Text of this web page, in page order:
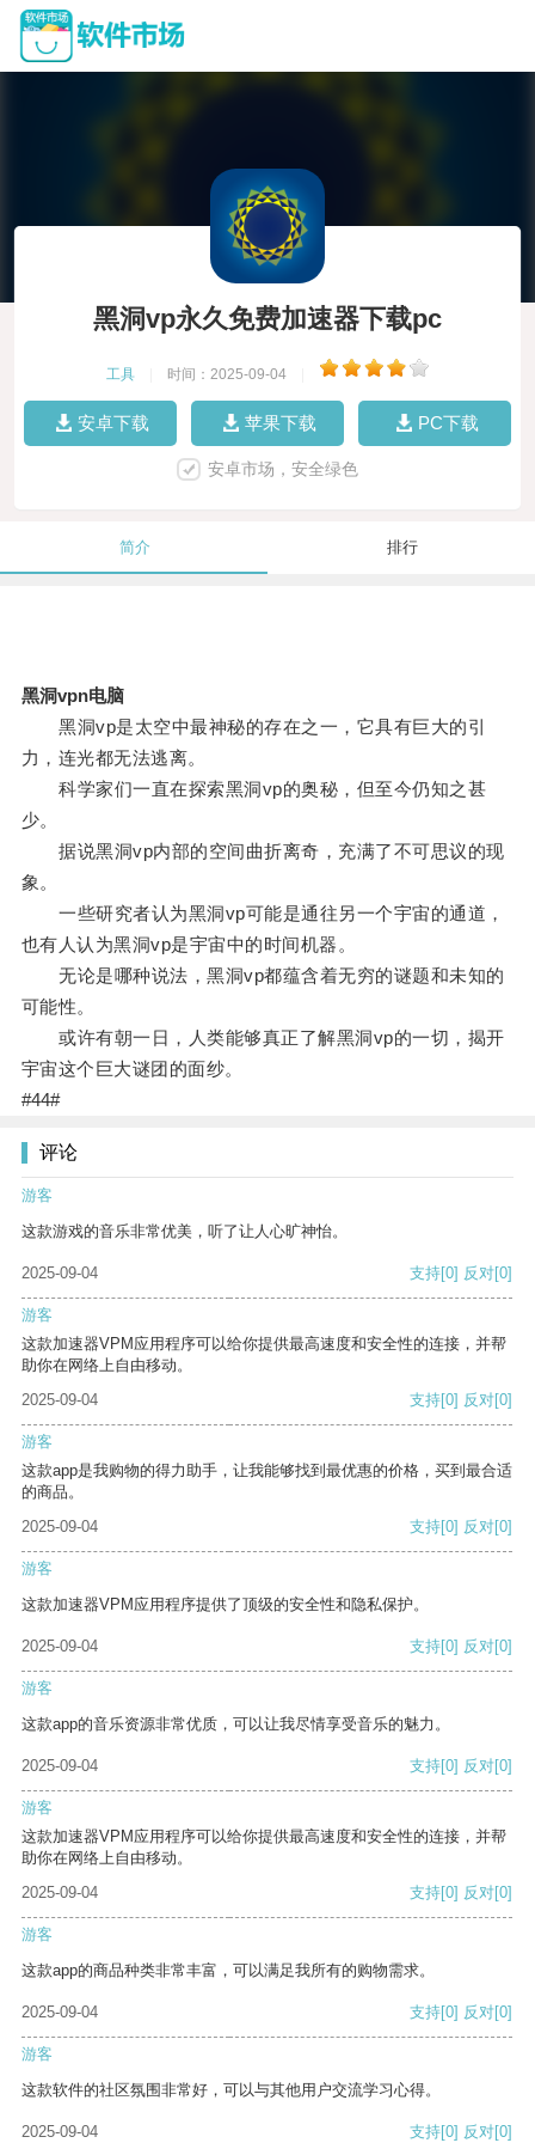
黑洞vp永久免费加速器下载pc
工具 时间：2025-09-04
安卓下载 苹果下载 PC下载
安卓市场，安全绿色
简介 排行
黑洞vpn电脑
黑洞vp是太空中最神秘的存在之一，它具有巨大的引
力，连光都无法逃离。
科学家们一直在探索黑洞vp的奥秘，但至今仍知之甚
少。
据说黑洞vp内部的空间曲折离奇，充满了不可思议的现
象。
一些研究者认为黑洞vp可能是通往另一个宇宙的通道，
也有人认为黑洞vp是宇宙中的时间机器。
无论是哪种说法，黑洞vp都蕴含着无穷的谜题和未知的
可能性。
或许有朝一日，人类能够真正了解黑洞vp的一切，揭开
宇宙这个巨大谜团的面纱。
#44#
评论
游客
这款游戏的音乐非常优美，听了让人心旷神怡。
2025-09-04 支持[0] 反对[0]
游客
这款加速器VPM应用程序可以给你提供最高速度和安全性的连接，并帮
助你在网络上自由移动。
2025-09-04
支持[0] 反对[0]
游客
这款app是我购物的得力助手，让我能够找到最优惠的价格，买到最合适
的商品。
2025-09-04
支持[0] 反对[0]
游客
这款加速器VPM应用程序提供了顶级的安全性和隐私保护。
2025-09-04 支持[0] 反对[0]
游客
这款app的音乐资源非常优质，可以让我尽情享受音乐的魅力。
2025-09-04 支持[0] 反对[0]
游客
这款加速器VPM应用程序可以给你提供最高速度和安全性的连接，并帮
助你在网络上自由移动。
2025-09-04
支持[0] 反对[0]
游客
这款app的商品种类非常丰富，可以满足我所有的购物需求。
2025-09-04 支持[0] 反对[0]
游客
这款软件的社区氛围非常好，可以与其他用户交流学习心得。
2025-09-04 支持[0] 反对[0]